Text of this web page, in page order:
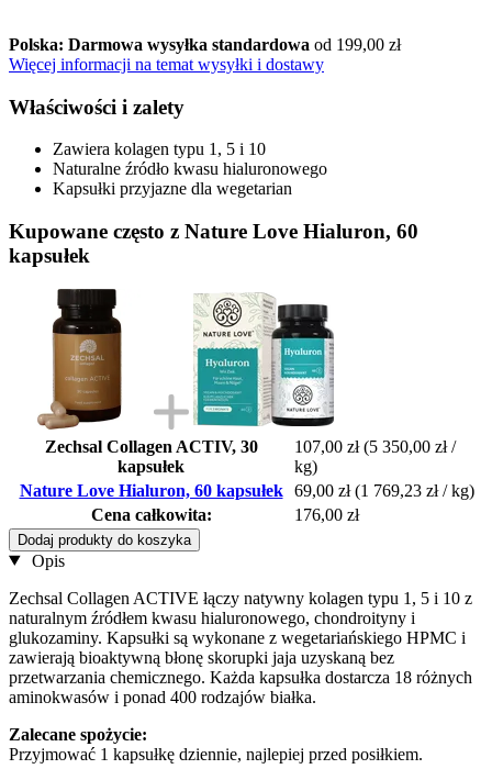
Polska: Darmowa wysyłka standardowa od 199,00 zł
Więcej informacji na temat wysyłki i dostawy
Właściwości i zalety
Zawiera kolagen typu 1, 5 i 10
Naturalne źródło kwasu hialuronowego
Kapsułki przyjazne dla wegetarian
Kupowane często z Nature Love Hialuron, 60
kapsułek
Zechsal Collagen ACTIV, 30
kapsułek
107,00 zł (5 350,00 zł /
kg)
Nature Love Hialuron, 60 kapsułek
69,00 zł (1 769,23 zł / kg)
Cena całkowita:
176,00 zł
Dodaj produkty do koszyka
Opis
Zechsal Collagen ACTIVE łączy natywny kolagen typu 1, 5 i 10 z
naturalnym źródłem kwasu hialuronowego, chondroityny i
glukozaminy. Kapsułki są wykonane z wegetariańskiego HPMC i
zawierają bioaktywną błonę skorupki jaja uzyskaną bez
przetwarzania chemicznego. Każda kapsułka dostarcza 18 różnych
aminokwasów i ponad 400 rodzajów białka.
Zalecane spożycie:
Przyjmować 1 kapsułkę dziennie, najlepiej przed posiłkiem.